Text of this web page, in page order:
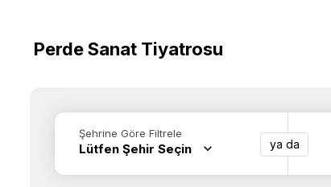
Perde Sanat Tiyatrosu
Şehrine Göre Filtrele
Lütfen Şehir Seçin ya da